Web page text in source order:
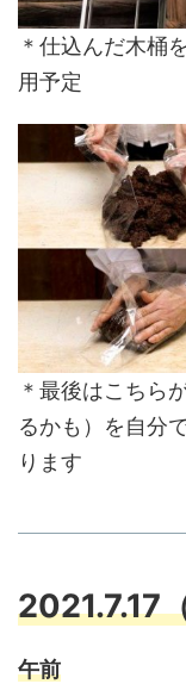
＊仕込んだ木桶
用予定
＊最後はこちら
るかも）を自分
ります
2021.7.17
午前